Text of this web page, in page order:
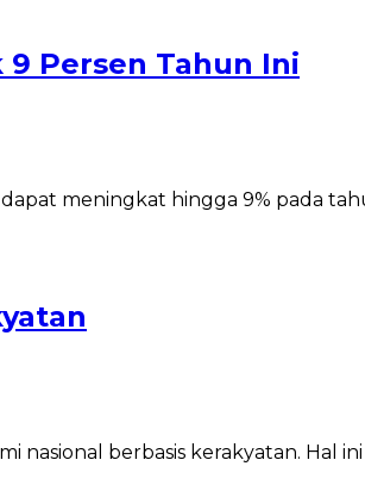
Persen Tahun Ini
meningkat hingga 9% pada
berbasis kerakyatan. Hal